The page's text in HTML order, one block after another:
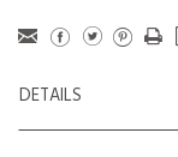
DETAILS